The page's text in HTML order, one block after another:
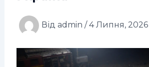
Від admin / 4 Липня, 2026